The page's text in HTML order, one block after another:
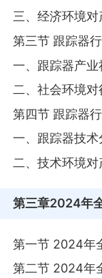
三、经济环境
第三节 跟踪器
一、跟踪器产
二、社会环境
第四节 跟踪器
一、跟踪器技术
二、技术环境
第三章2024年
第一节 2024年
第二节 2024年